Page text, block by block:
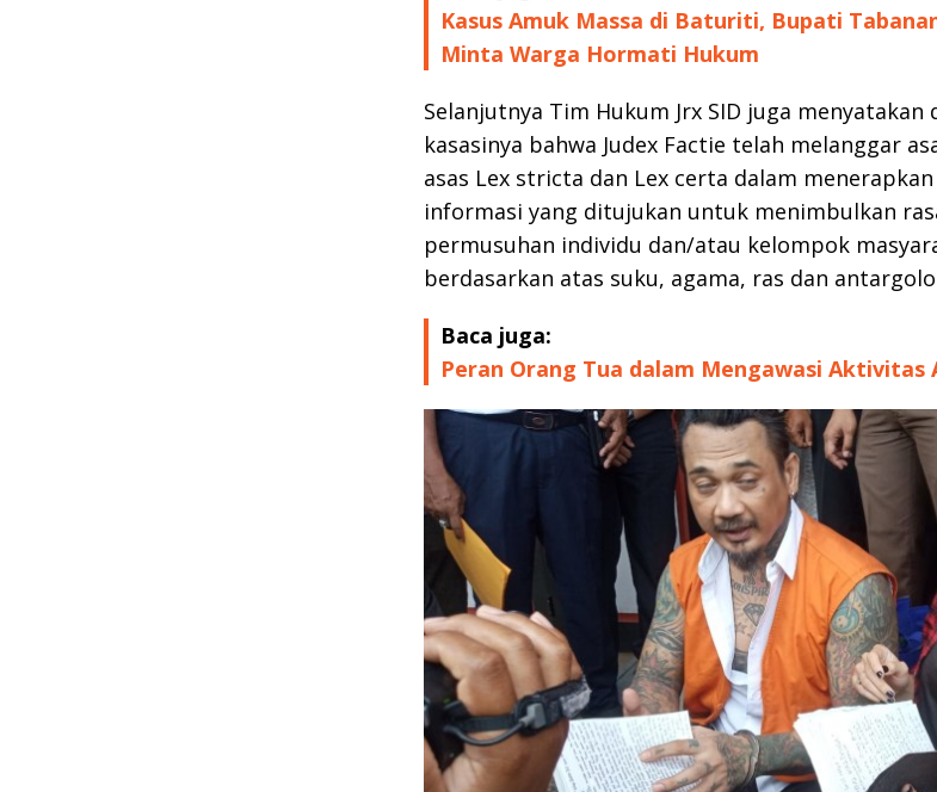
Kasus Amuk Massa di Baturiti, Bupati
Minta Warga Hormati Hukum
Selanjutnya Tim Hukum Jrx SID juga menyatakan
kasasinya bahwa Judex Factie telah melanggar
asas Lex stricta dan Lex certa dalam
informasi yang ditujukan untuk menimbulkan
permusuhan individu dan/atau kelompok
berdasarkan atas suku, agama, ras dan
Baca juga:
Peran Orang Tua dalam Mengawasi Aktivitas